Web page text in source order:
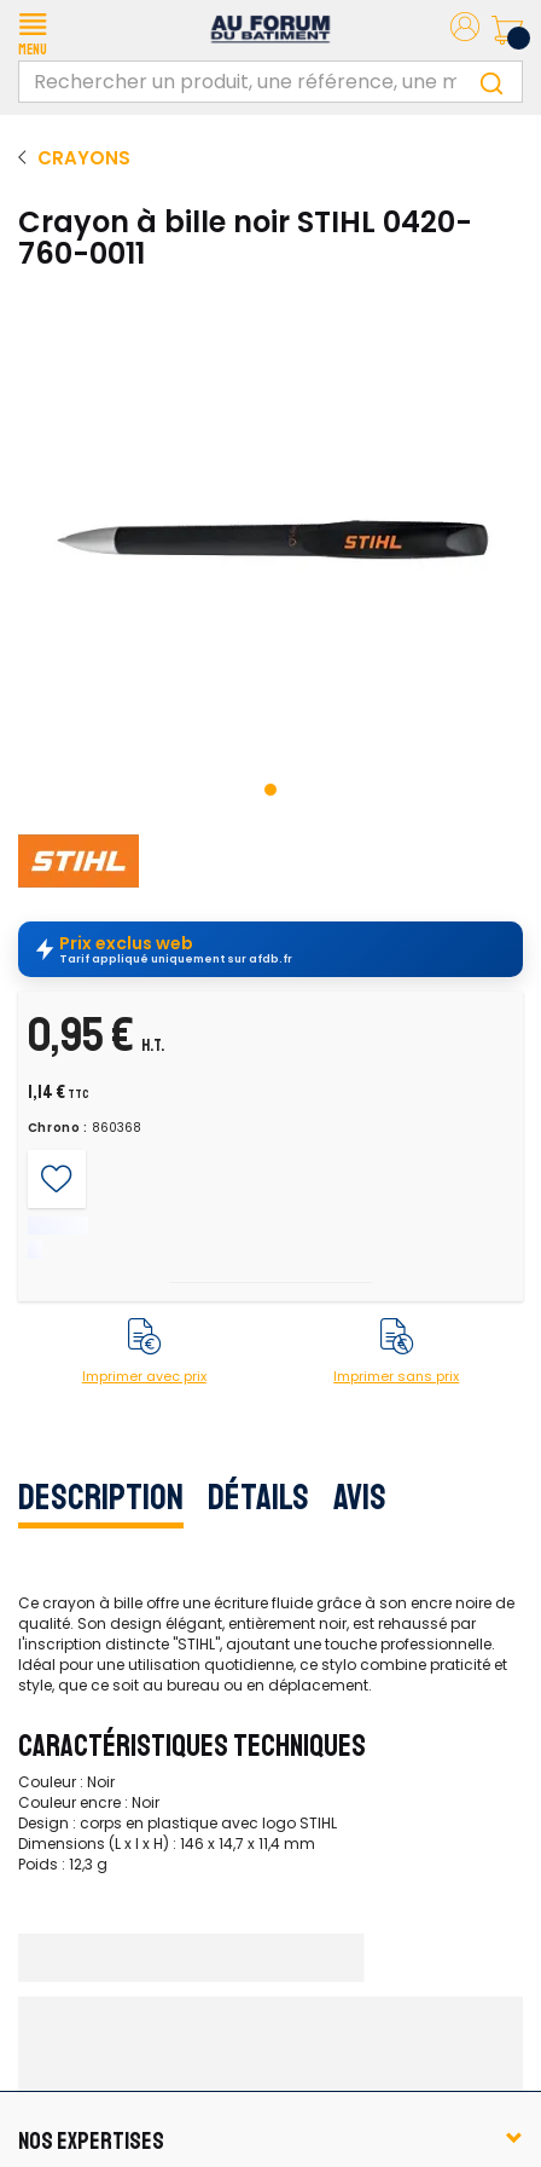
Menu
CRAYONS
Crayon à bille noir STIHL 0420-
760-0011
Prix exclus web
Tarif appliqué uniquement sur afdb.fr
0,95 € H.T.
1,14 € TTC
Chrono : 860368
Imprimer avec prix Imprimer sans prix
Description Détails Avis
Ce crayon à bille offre une écriture fluide grâce à son encre noire de
qualité. Son design élégant, entièrement noir, est rehaussé par
l'inscription distincte "STIHL", ajoutant une touche professionnelle.
Idéal pour une utilisation quotidienne, ce stylo combine praticité et
style, que ce soit au bureau ou en déplacement.
CARACTÉRISTIQUES TECHNIQUES
Couleur : Noir
Couleur encre : Noir
Design : corps en plastique avec logo STIHL
Dimensions (L x l x H) : 146 x 14,7 x 11,4 mm
Poids : 12,3 g
NOS EXPERTISES